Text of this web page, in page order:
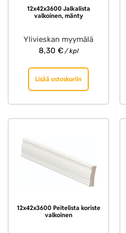
12x42x3600 Jalkalista
valkoinen, mänty
Ylivieskan myymälä
8,30 €/ kpl
Lisää ostoskoriin
12x42x3600 Peitelista koriste
valkoinen